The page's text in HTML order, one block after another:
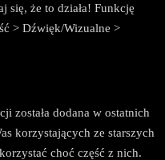
się, że to działa! Funkcję
> Dźwięk/Wizualne >
została dodana w ostatnich
korzystających ze starszych
choć część z nich.